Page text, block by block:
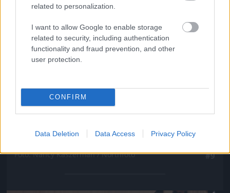
related to personalization.
I want to allow Google to enable storage
related to security, including authentication
functionality and fraud prevention, and other
user protection.
CONFIRM
Data Deletion Data Access Privacy Policy
Persze sokkal többet mutatott a hátából
Fotó: Nancy Kaszerman / Northfoto #9